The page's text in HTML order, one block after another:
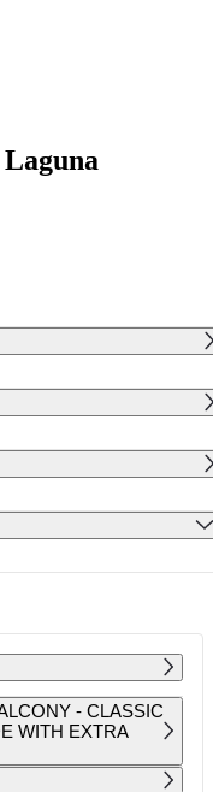
PÁ SO NE
2 3 4
9 10 11
- CLASSIC
WITH EXTRA